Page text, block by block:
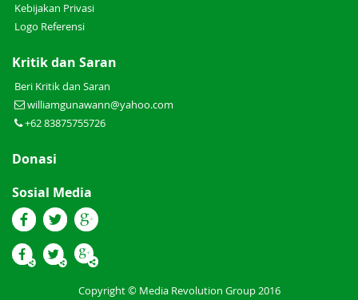
Kebijakan Privasi
Logo Referensi
Kritik dan Saran
Beri Kritik dan Saran
williamgunawann@yahoo.com
+62 83875755726
Donasi
Sosial Media
Copyright © Media Revolution Group 2016